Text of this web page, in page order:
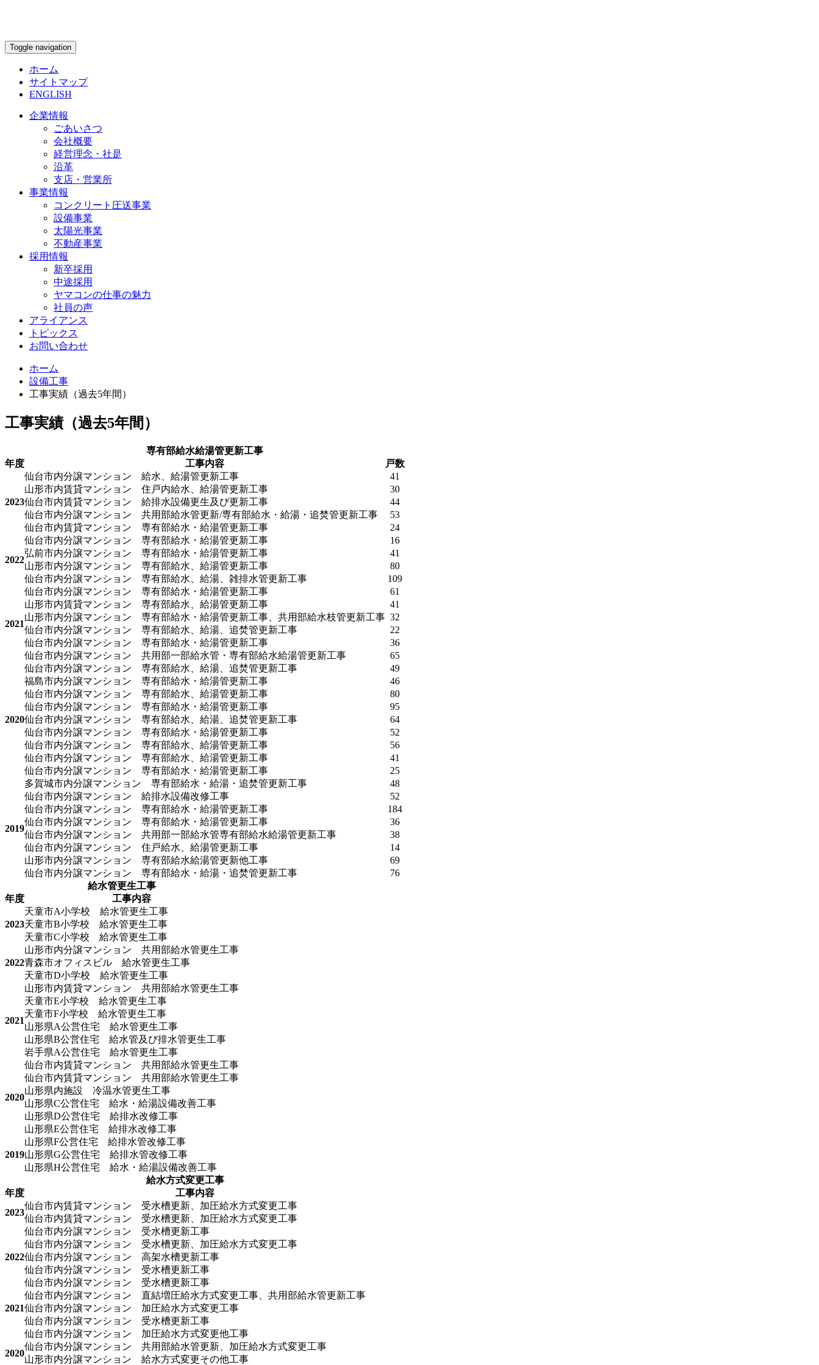
Toggle navigation
ホーム
サイトマップ
ENGLISH
企業情報
ごあいさつ
会社概要
経営理念・社是
沿革
支店・営業所
事業情報
コンクリート圧送事業
設備事業
太陽光事業
不動産事業
採用情報
新卒採用
中途採用
ヤマコンの仕事の魅力
社員の声
アライアンス
トピックス
お問い合わせ
ホーム
設備工事
工事実績（過去5年間）
工事実績（過去5年間）
専有部給水給湯管更新工事
年度
工事内容 戸数
2023
仙台市内分譲マンション 給水、給湯管更新工事
41
山形市内賃貸マンション 住戸内給水、給湯管更新工事
30
仙台市内賃貸マンション 給排水設備更生及び更新工事
44
仙台市内分譲マンション 共用部給水管更新/専有部給水・給湯・追焚管更新工事
53
仙台市内賃貸マンション 専有部給水・給湯管更新工事
24
2022
仙台市内分譲マンション 専有部給水・給湯管更新工事
16
弘前市内分譲マンション 専有部給水・給湯管更新工事
41
山形市内分譲マンション 専有部給水、給湯管更新工事
80
仙台市内分譲マンション 専有部給水、給湯、雑排水管更新工事
109
2021
仙台市内分譲マンション 専有部給水・給湯管更新工事
61
山形市内賃貸マンション 専有部給水、給湯管更新工事
41
山形市内分譲マンション 専有部給水・給湯管更新工事、共用部給水枝管更新工事 32
仙台市内分譲マンション 専有部給水、給湯、追焚管更新工事
22
仙台市内分譲マンション 専有部給水・給湯管更新工事
36
仙台市内分譲マンション 共用部一部給水管・専有部給水給湯管更新工事
65
2020
仙台市内分譲マンション 専有部給水、給湯、追焚管更新工事
49
福島市内分譲マンション 専有部給水・給湯管更新工事
46
仙台市内分譲マンション 専有部給水、給湯管更新工事
80
仙台市内分譲マンション 専有部給水・給湯管更新工事
95
仙台市内分譲マンション 専有部給水、給湯、追焚管更新工事
64
仙台市内分譲マンション 専有部給水・給湯管更新工事
52
仙台市内分譲マンション 専有部給水、給湯管更新工事
56
仙台市内分譲マンション 専有部給水、給湯管更新工事
41
仙台市内分譲マンション 専有部給水・給湯管更新工事
25
2019
多賀城市内分譲マンション 専有部給水・給湯・追焚管更新工事
48
仙台市内分譲マンション 給排水設備改修工事
52
仙台市内分譲マンション 専有部給水・給湯管更新工事
184
仙台市内分譲マンション 専有部給水・給湯管更新工事
36
仙台市内分譲マンション 共用部一部給水管専有部給水給湯管更新工事
38
仙台市内分譲マンション 住戸給水、給湯管更新工事
14
山形市内分譲マンション 専有部給水給湯管更新他工事
69
仙台市内分譲マンション 専有部給水・給湯・追焚管更新工事
76
給水管更生工事
年度
工事内容
2023
天童市A小学校 給水管更生工事
天童市B小学校 給水管更生工事
天童市C小学校 給水管更生工事
2022
山形市内分譲マンション 共用部給水管更生工事
青森市オフィスビル 給水管更生工事
天童市D小学校 給水管更生工事
2021
山形市内賃貸マンション 共用部給水管更生工事
天童市E小学校 給水管更生工事
天童市F小学校 給水管更生工事
山形県A公営住宅 給水管更生工事
山形県B公営住宅 給水管及び排水管更生工事
岩手県A公営住宅 給水管更生工事
2020
仙台市内賃貸マンション 共用部給水管更生工事
仙台市内賃貸マンション 共用部給水管更生工事
山形県内施設 冷温水管更生工事
山形県C公営住宅 給水・給湯設備改善工事
山形県D公営住宅 給排水改修工事
山形県E公営住宅 給排水改修工事
2019
山形県F公営住宅 給排水管改修工事
山形県G公営住宅 給排水管改修工事
山形県H公営住宅 給水・給湯設備改善工事
給水方式変更工事
年度
工事内容
2023
仙台市内賃貸マンション 受水槽更新、加圧給水方式変更工事
仙台市内賃貸マンション 受水槽更新、加圧給水方式変更工事
2022
仙台市内分譲マンション 受水槽更新工事
仙台市内分譲マンション 受水槽更新、加圧給水方式変更工事
仙台市内分譲マンション 高架水槽更新工事
仙台市内分譲マンション 受水槽更新工事
仙台市内分譲マンション 受水槽更新工事
2021
仙台市内分譲マンション 直結増圧給水方式変更工事、共用部給水管更新工事
仙台市内分譲マンション 加圧給水方式変更工事
仙台市内分譲マンション 受水槽更新工事
2020
仙台市内分譲マンション 加圧給水方式変更他工事
仙台市内分譲マンション 共用部給水管更新、加圧給水方式変更工事
山形市内分譲マンション 給水方式変更その他工事